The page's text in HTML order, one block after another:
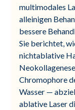
multimodales
alleinigen
bessere
Sie berichtet,
nichtablative
Chromophore
Wasser —
ablative Laser